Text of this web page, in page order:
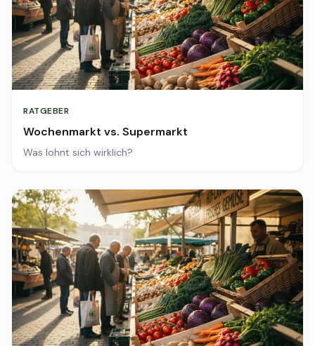
RATGEBER
Wochenmarkt vs. Supermarkt
Was lohnt sich wirklich?